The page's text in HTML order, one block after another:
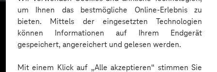
um Ihnen das bestmögliche Online-Erlebnis zu
bieten. Mittels der eingesetzten Technologien
können Informationen auf Ihrem Endgerät
gespeichert, angereichert und gelesen werden.
Mit einem Klick auf „Alle akzeptieren“ stimmen Sie
Mehr laden